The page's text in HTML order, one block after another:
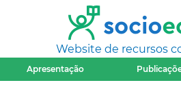
Website de recursos
Apresentação